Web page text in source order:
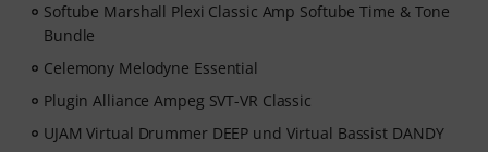
Softube Marshall Plexi Classic Amp Softube Time & Tone
Bundle
Celemony Melodyne Essential
Plugin Alliance Ampeg SVT-VR Classic
UJAM Virtual Drummer DEEP und Virtual Bassist DANDY